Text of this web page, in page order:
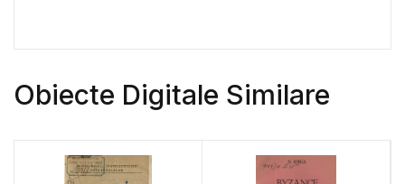
Obiecte Digitale Similare